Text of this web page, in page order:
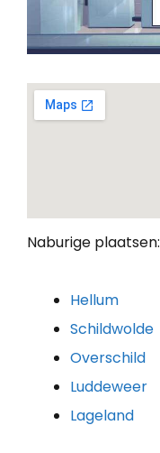
Naburige plaatsen:
Hellum
Schildwolde
Overschild
Luddeweer
Lageland